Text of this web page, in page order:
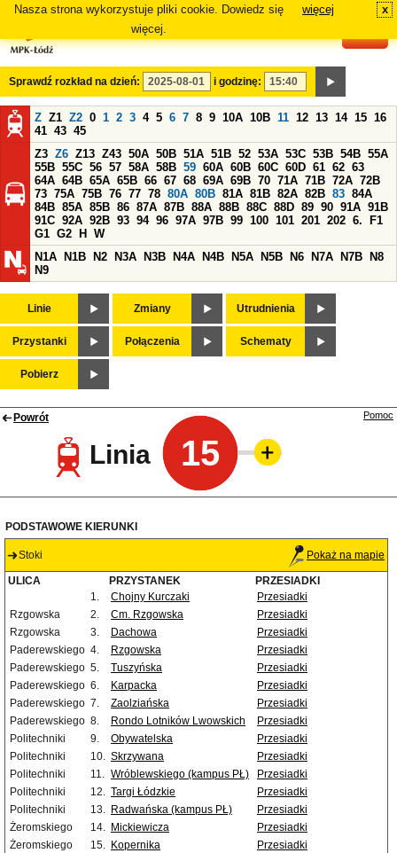
Nasza strona wykorzystuje pliki cookie. Dowiedz się
więcej.
więcej x
Sprawdź rozkład na dzień: i godzinę:
Z Z1 Z2 0 1 2 3 4 5 6 7 8 9 10A 10B 11 12 13 14 15 16
41 43 45
Z3 Z6 Z13 Z43 50A 50B 51A 51B 52 53A 53C 53B 54B 55A
55B 55C 56 57 58A 58B 59 60A 60B 60C 60D 61 62 63
64A 64B 65A 65B 66 67 68 69A 69B 70 71A 71B 72A 72B
73 75A 75B 76 77 78 80A 80B 81A 81B 82A 82B 83 84A
84B 85A 85B 86 87A 87B 88A 88B 88C 88D 89 90 91A 91B
91C 92A 92B 93 94 96 97A 97B 99 100 101 201 202 6.
F1
G1 G2 H
W
N1A
N1B N2 N3A N3B N4A N4B N5A N5B N6 N7A N7B
N8
N9
Linie Zmiany Utrudnienia
Przystanki Połączenia Schematy
Pobierz
Powrót
Linia 15
Pomoc
PODSTAWOWE KIERUNKI
Stoki Pokaż na mapie
ULICA PRZYSTANEK
PRZESIADKI
1.
Chojny Kurczaki
Przesiadki
Rzgowska
2. Cm. Rzgowska
Przesiadki
Rzgowska
3. Dachowa
Przesiadki
Paderewskiego 4. Rzgowska
Przesiadki
Paderewskiego 5. Tuszyńska
Przesiadki
Paderewskiego 6. Karpacka
Przesiadki
Paderewskiego 7. Zaolziańska
Przesiadki
Paderewskiego 8. Rondo Lotników Lwowskich
Przesiadki
Politechniki
9. Obywatelska
Przesiadki
Politechniki
10. Skrzywana
Przesiadki
Politechniki
11. Wróblewskiego (kampus PŁ)
Przesiadki
Politechniki
12. Targi Łódzkie
Przesiadki
Politechniki
13. Radwańska (kampus PŁ)
Przesiadki
Żeromskiego
14. Mickiewicza
Przesiadki
Żeromskiego
15. Kopernika
Przesiadki